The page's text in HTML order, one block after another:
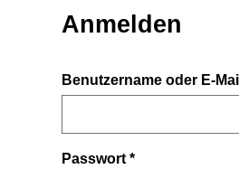
Anmelden
Benutzername oder E-
Passwort*